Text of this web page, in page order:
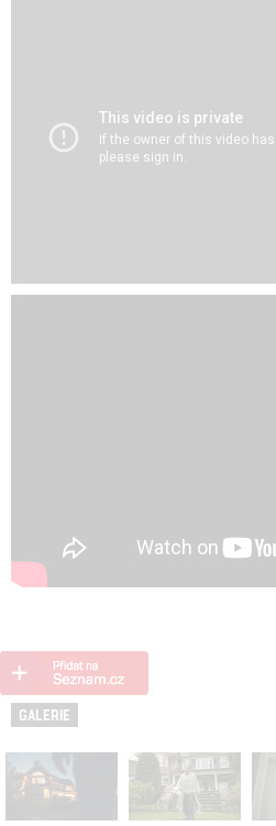
GALERIE